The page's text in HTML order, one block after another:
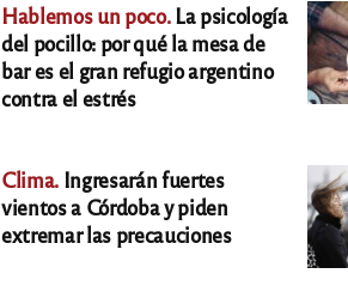
Hablemos un poco.La psicología
del pocillo: por qué la mesa de
bar es el gran refugio argentino
contra el estrés
Clima. Ingresarán fuertes
vientos a Córdoba y piden
extremar las precauciones